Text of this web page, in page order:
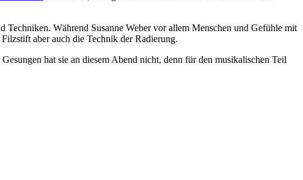
Während Susanne Weber vor allem Menschen und Gefühle mit
aber auch die Technik der Radierung.
hat sie an diesem Abend nicht, denn für den musikalischen Teil